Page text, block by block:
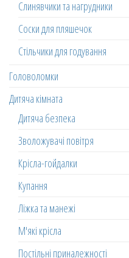
Слинявчики та нагрудники
Соски для пляшечок
Стільчики для годування
Головоломки
Дитяча кімната
Дитяча безпека
Зволожувачі повітря
Крісла-гойдалки
Купання
Ліжка та манежі
М'які крісла
Постільні приналежності